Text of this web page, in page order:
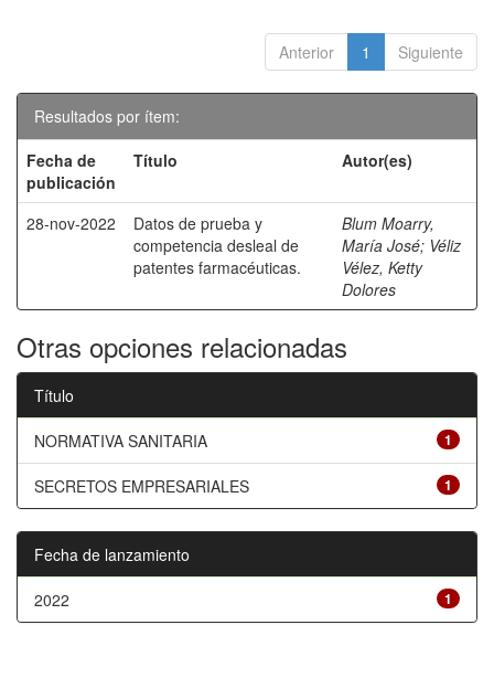
Anterior 1 Siguiente
Resultados por ítem:
Fecha de
publicación
Título Autor(es)
28-nov-2022
Datos de prueba y
competencia desleal de
patentes farmacéuticas.
Blum Moarry,
María José; Véliz
Vélez, Ketty
Dolores
Otras opciones relacionadas
Título
1
NORMATIVA SANITARIA
1
SECRETOS EMPRESARIALES
Fecha de lanzamiento
1
2022